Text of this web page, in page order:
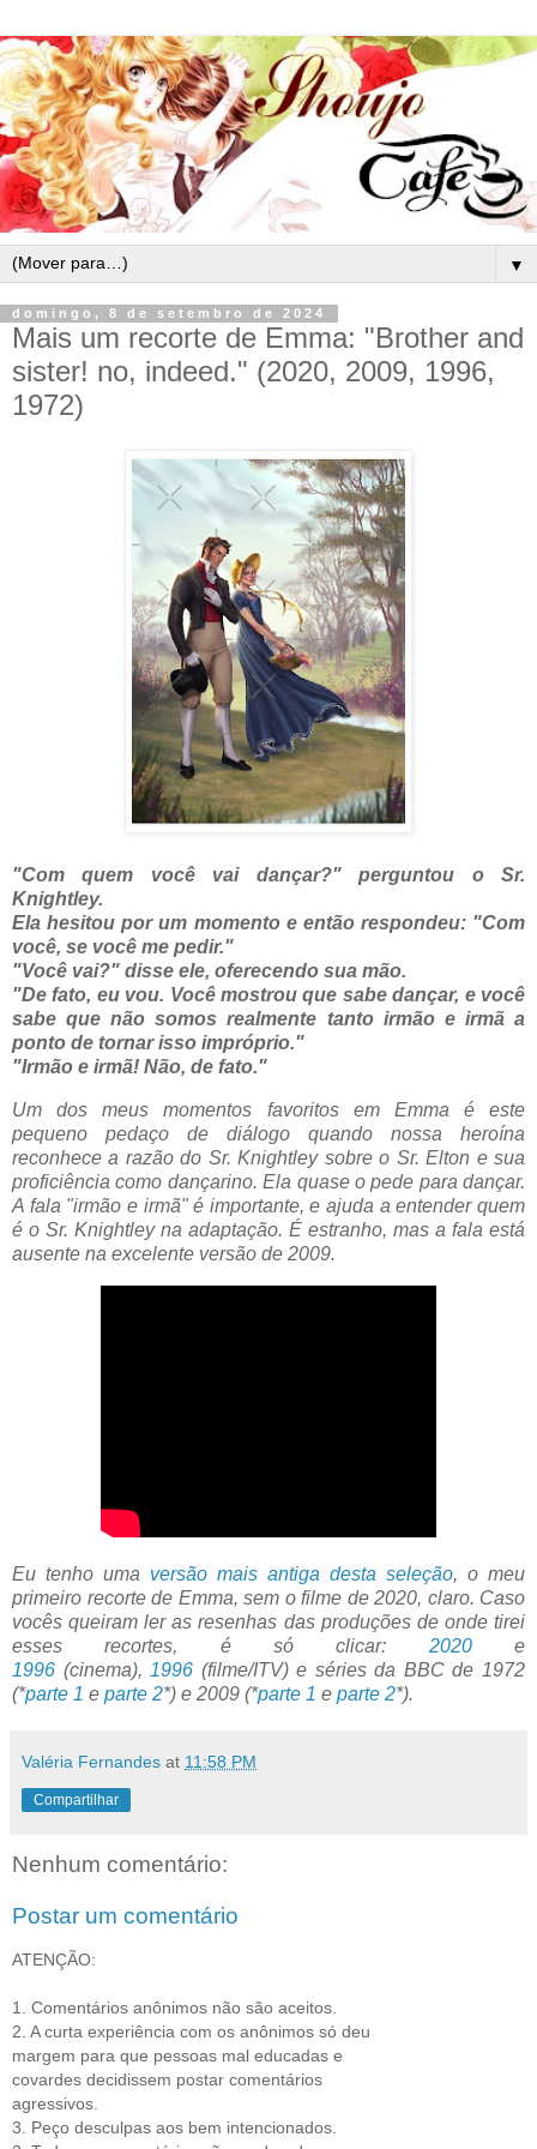
▼
domingo, 8 de setembro de 2024
Mais um recorte de Emma: "Brother and
sister! no, indeed." (2020, 2009, 1996,
1972)
"Com quem você vai dançar?" perguntou o Sr.
Knightley.
Ela hesitou por um momento e então respondeu: "Com
você, se você me pedir."
"Você vai?" disse ele, oferecendo sua mão.
"De fato, eu vou. Você mostrou que sabe dançar, e você
sabe que não somos realmente tanto irmão e irmã a
ponto de tornar isso impróprio."
"Irmão e irmã! Não, de fato."
Um dos meus momentos favoritos em Emma é este
pequeno pedaço de diálogo quando nossa heroína
reconhece a razão do Sr. Knightley sobre o Sr. Elton e sua
proficiência como dançarino. Ela quase o pede para dançar.
A fala "irmão e irmã" é importante, e ajuda a entender quem
é o Sr. Knightley na adaptação. É estranho, mas a fala está
ausente na excelente versão de 2009.
Eu tenho uma versão mais antiga desta seleção, o meu
primeiro recorte de Emma, sem o filme de 2020, claro. Caso
vocês queiram ler as resenhas das produções de onde tirei
esses recortes, é só clicar: 2020e
1996 (cinema), 1996 (filme/ITV) e séries da BBC de 1972
(*parte 1 e parte 2*) e 2009 (*parte 1 e parte 2*).
Valéria Fernandes at 11:58 PM
Compartilhar
Nenhum comentário:
Postar um comentário
ATENÇÃO:
1. Comentários anônimos não são aceitos.
2. A curta experiência com os anônimos só deu
margem para que pessoas mal educadas e
covardes decidissem postar comentários
agressivos.
3. Peço desculpas aos bem intencionados.